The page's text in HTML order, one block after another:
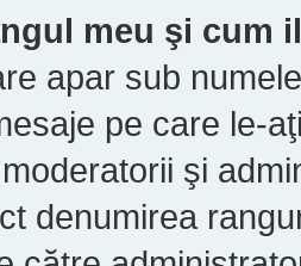
meu şi cum
apar sub
pe care le-
şi
denumirea